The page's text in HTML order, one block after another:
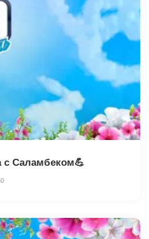
с Саламбеком💪